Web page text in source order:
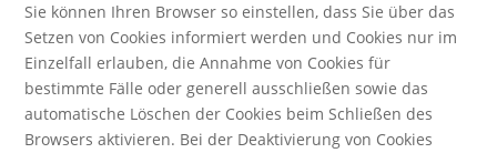
Sie können Ihren Browser so einstellen, dass Sie über das
Setzen von Cookies informiert werden und Cookies nur im
Einzelfall erlauben, die Annahme von Cookies für
bestimmte Fälle oder generell ausschließen sowie das
automatische Löschen der Cookies beim Schließen des
Browsers aktivieren. Bei der Deaktivierung von Cookies